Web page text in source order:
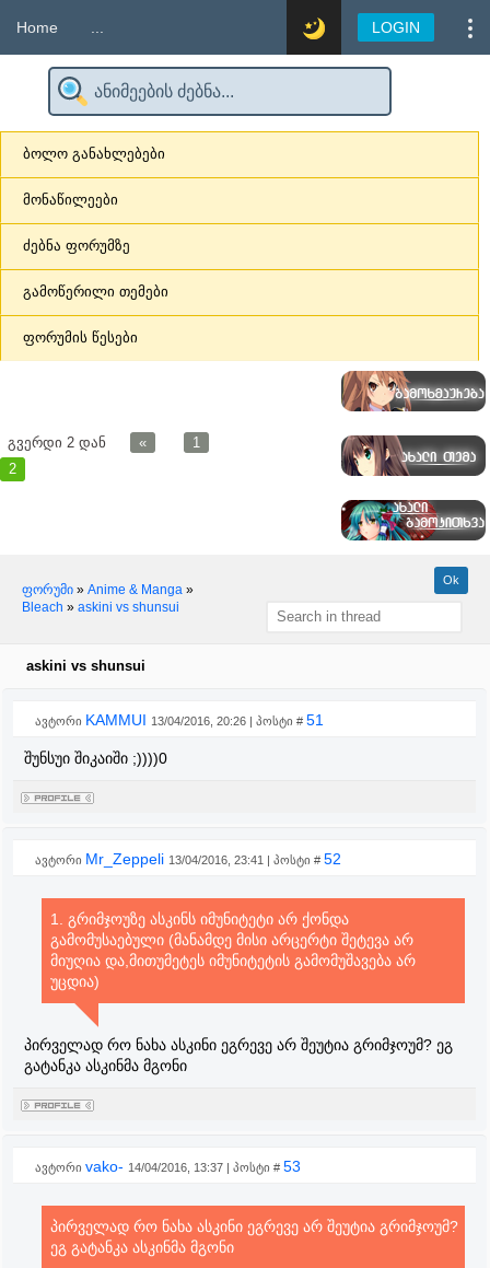
Home LOGIN
ბოლო განახლებები
მონაწილეები
ძებნა ფორუმზე
გამოწერილი თემები
ფორუმის წესები
გვერდი 2 დან «
1
2
ფორუმი » Anime & Manga »
Bleach » askini vs shunsui
askini vs shunsui
ავტორი KAMMUI 13/04/2016, 20:26 | პოსტი # 51
შუნსუი შიკაიში ;))))0
ავტორი Mr_Zeppeli 13/04/2016, 23:41 | პოსტი # 52
1. გრიმჯოუზე ასკინს იმუნიტეტი არ ქონდა
გამომუსაებული (მანამდე მისი არცერტი შეტევა არ
მიუღია და,მითუმეტეს იმუნიტეტის გამომუშავება არ
უცდია)
პირველად რო ნახა ასკინი ეგრევე არ შეუტია გრიმჯოუმ? ეგ
გატანკა ასკინმა მგონი
ავტორი vako- 14/04/2016, 13:37 | პოსტი # 53
პირველად რო ნახა ასკინი ეგრევე არ შეუტია გრიმჯოუმ?
ეგ გატანკა ასკინმა მგონი